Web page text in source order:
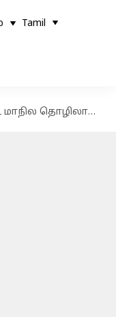
Tamil
தமிழகத்தை விட்டு வெளியேறுவது ஹோலி பண்டிகைக்காக, வேறு பிரச்சனை இல்லை